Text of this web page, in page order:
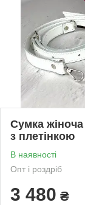
Сумка
з плетінкою
В наявності
Опт і роздріб
3 480 ₴